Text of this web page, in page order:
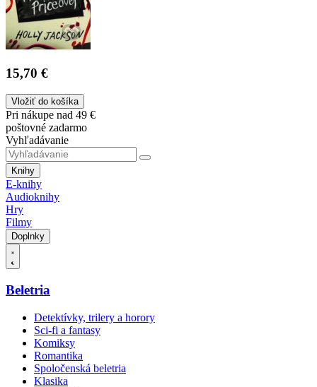
15,70 €
Vložiť do košíka
Pri nákupe nad 49 €
poštovné zadarmo
Vyhľadávanie
Knihy
E-knihy
Audioknihy
Hry
Filmy
Doplnky
Beletria
Detektívky, trilery a horory
Sci-fi a fantasy
Komiksy
Romantika
Spoločenská beletria
Klasika